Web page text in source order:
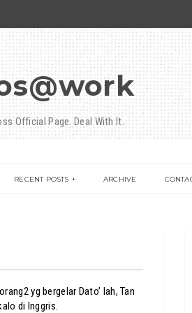
Official Page. Deal With It.
RECENT POSTS ARCHIVE
yg bergelar Dato’ lah, Tan
di Inggris.